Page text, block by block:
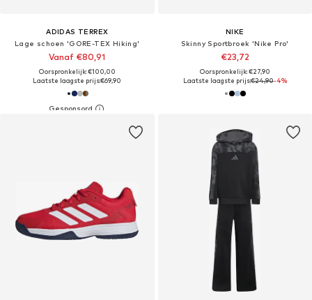
ADIDAS TERREX
Lage schoen 'GORE-TEX Hiking'
Vanaf €80,91
Oorspronkelijk: €100,00
Laatste laagste prijs:€69,90
NIKE
Skinny Sportbroek 'Nike Pro'
€23,72
Oorspronkelijk: €27,90
Laatste laagste prijs:€24,90-4%